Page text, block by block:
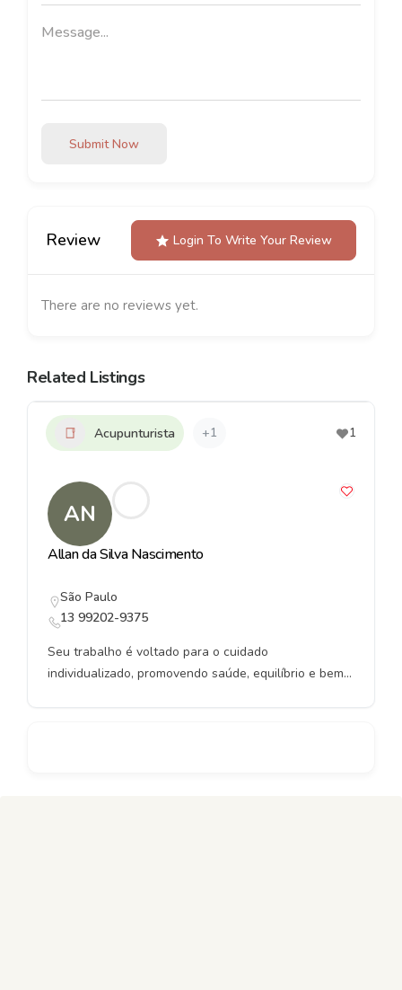
Submit Now
Review Login To Write Your Review
There are no reviews yet.
Related Listings
AN
Allan da Silva Nascimento
São Paulo
13 99202-9375
Seu trabalho é voltado para o cuidado
individualizado, promovendo saúde, equilíbrio e bem-
Acupunturista +1 1